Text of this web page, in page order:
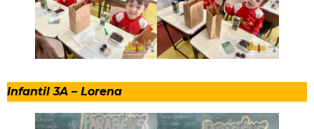
Infantil 3A – Lorena